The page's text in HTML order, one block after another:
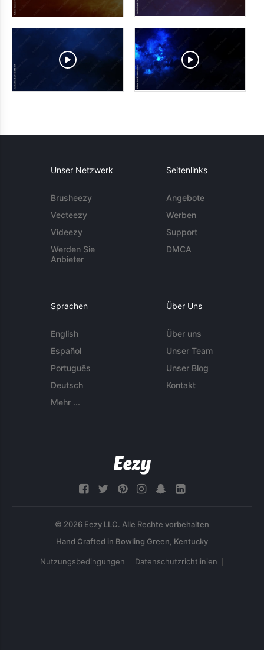
Unser Netzwerk
Brusheezy
Vecteezy
Videezy
Werden Sie
Anbieter
Seitenlinks
Angebote
Werben
Support
DMCA
Sprachen
English
Español
Português
Deutsch
Mehr ...
Über Uns
Über uns
Unser Team
Unser Blog
Kontakt
© 2026 Eezy LLC. Alle Rechte vorbehalten
Nutzungsbedingungen Datenschutzrichtlinien